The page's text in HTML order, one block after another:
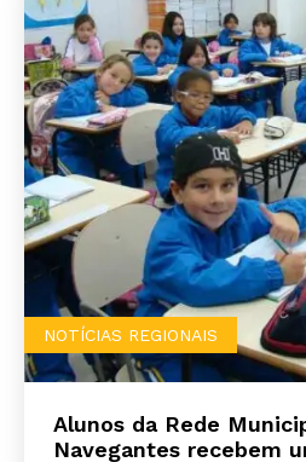
NOTÍCIAS REGIONAIS
Alunos da Rede
Navegantes recebem